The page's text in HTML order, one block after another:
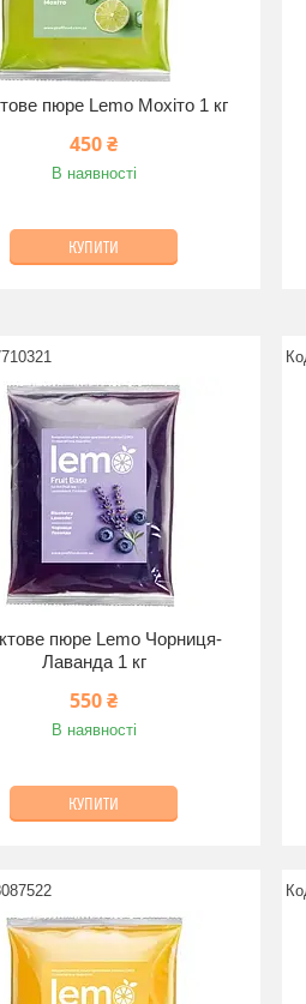
пюре Lemo Мохіто 1 кг
450 ₴
В наявності
КУПИТИ
пюре Lemo Чорниця-
Лаванда 1 кг
550 ₴
В наявності
КУПИТИ